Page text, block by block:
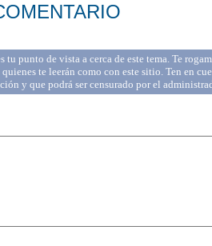
tu punto de vista a cerca de este tema. Te
te leerán como con este sitio. Ten en
y que podrá ser censurado por el